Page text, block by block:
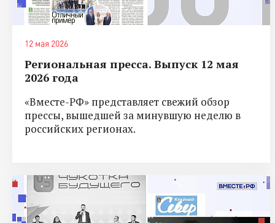
12 мая 2026
Региональная пресса. Выпуск 12 мая
2026 года
«Вместе-РФ» представляет свежий обзор
прессы, вышедшей за минувшую неделю в
российских регионах.